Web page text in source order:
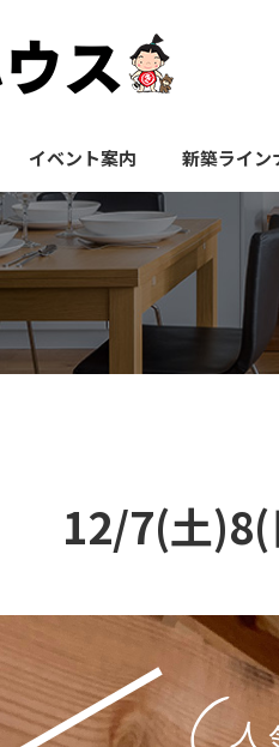
12/7(土
イベント案内 新築ライン